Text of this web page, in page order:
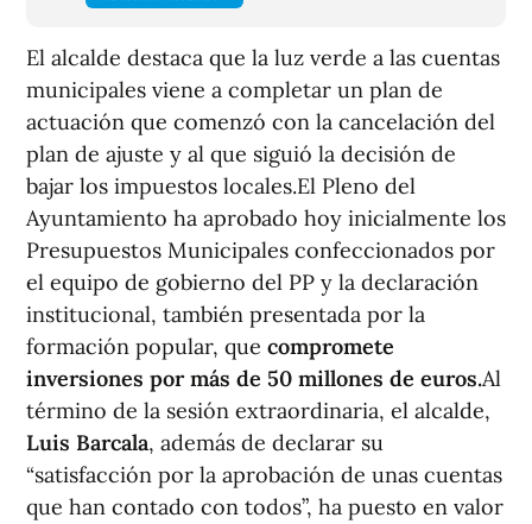
El alcalde destaca que la luz verde a las cuentas
municipales viene a completar un plan de
actuación que comenzó con la cancelación del
plan de ajuste y al que siguió la decisión de
bajar los impuestos locales.El Pleno del
Ayuntamiento ha aprobado hoy inicialmente los
Presupuestos Municipales confeccionados por
el equipo de gobierno del PP y la declaración
institucional, también presentada por la
formación popular, que compromete
inversiones por más de 50 millones de euros.Al
término de la sesión extraordinaria, el alcalde,
Luis Barcala, además de declarar su
“satisfacción por la aprobación de unas cuentas
que han contado con todos”, ha puesto en valor